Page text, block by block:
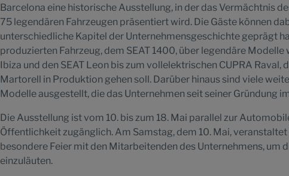
Barcelona eine historische Ausstellung, in der das Vermächtnis
75 legendären Fahrzeugen präsentiert wird. Die Gäste können
unterschiedliche Kapitel der Unternehmensgeschichte geprägt
produzierten Fahrzeug, dem SEAT 1400, über legendäre Modelle
Ibiza und den SEAT Leon bis zum vollelektrischen CUPRA Raval,
Martorell in Produktion gehen soll. Darüber hinaus sind viele
Modelle ausgestellt, die das Unternehmen seit seiner Gründung
Die Ausstellung ist vom 10. bis zum 18. Mai parallel zur
Öffentlichkeit zugänglich. Am Samstag, dem 10. Mai, veranstaltet
besondere Feier mit den Mitarbeitenden des Unternehmens, um
einzuläuten.